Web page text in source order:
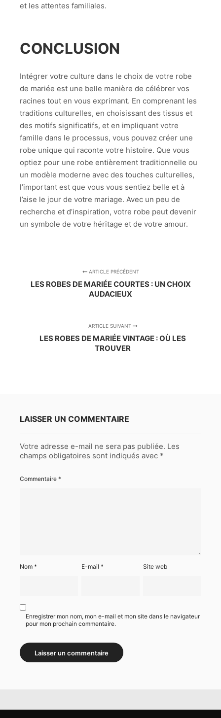
et les attentes familiales.
CONCLUSION
Intégrer votre culture dans le choix de votre robe
de mariée est une belle manière de célébrer vos
racines tout en vous exprimant. En comprenant les
traditions culturelles, en choisissant des tissus et
des motifs significatifs, et en impliquant votre
famille dans le processus, vous pouvez créer une
robe unique qui raconte votre histoire. Que vous
optiez pour une robe entièrement traditionnelle ou
un modèle moderne avec des touches culturelles,
l’important est que vous vous sentiez belle et à
l’aise le jour de votre mariage. Avec un peu de
recherche et d’inspiration, votre robe peut devenir
un symbole de votre héritage et de votre amour.
ARTICLE PRÉCÉDENT
LES ROBES DE MARIÉE COURTES : UN CHOIX
AUDACIEUX
ARTICLE SUIVANT
LES ROBES DE MARIÉE VINTAGE : OÙ LES
TROUVER
LAISSER UN COMMENTAIRE
Votre adresse e-mail ne sera pas publiée. Les
champs obligatoires sont indiqués avec *
Commentaire *
Nom * E-mail* Site web
Enregistrer mon nom, mon e-mail et mon site dans le navigateur
pour mon prochain commentaire.